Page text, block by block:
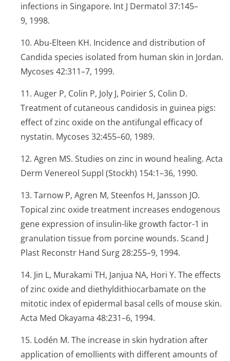
infections in Singapore. Int J Dermatol 37:145–
9, 1998.
10. Abu-Elteen KH. Incidence and distribution of
Candida species isolated from human skin in Jordan.
Mycoses 42:311–7, 1999.
11. Auger P, Colin P, Joly J, Poirier S, Colin D.
Treatment of cutaneous candidosis in guinea pigs:
effect of zinc oxide on the antifungal efficacy of
nystatin. Mycoses 32:455–60, 1989.
12. Agren MS. Studies on zinc in wound healing. Acta
Derm Venereol Suppl (Stockh) 154:1–36, 1990.
13. Tarnow P, Agren M, Steenfos H, Jansson JO.
Topical zinc oxide treatment increases endogenous
gene expression of insulin-like growth factor-1 in
granulation tissue from porcine wounds. Scand J
Plast Reconstr Hand Surg28:255–9, 1994.
14. Jin L, Murakami TH, Janjua NA, Hori Y. The effects
of zinc oxide and diethyldithio­carbamate on the
mitotic index of epidermal basal cells of mouse skin.
Acta Med Okayama 48:231–6, 1994.
15. Lodén M. The increase in skin hydration after
application of emollients with different amounts of